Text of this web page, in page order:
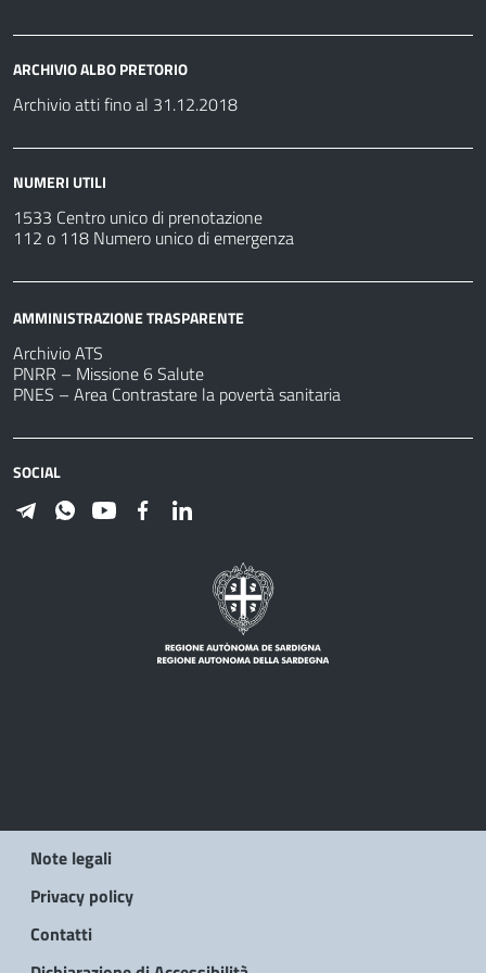
ARCHIVIO ALBO PRETORIO
Archivio atti fino al 31.12.2018
NUMERI UTILI
1533 Centro unico di prenotazione
112 o 118 Numero unico di emergenza
AMMINISTRAZIONE TRASPARENTE
Archivio ATS
PNRR – Missione 6 Salute
PNES – Area Contrastare la povertà sanitaria
SOCIAL
Note legali
Privacy policy
Contatti